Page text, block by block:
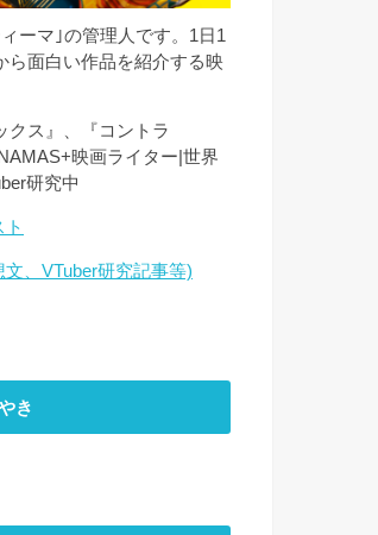
ーマ｣の管理人です。1日1
ら面白い作品を紹介する映
クス』、『コントラ
映画ライター|世界
研究中
、VTuber研究記事等)
き